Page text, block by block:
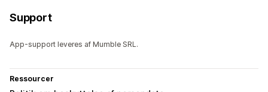
Support
App-support leveres af Mumble SRL.
Ressourcer